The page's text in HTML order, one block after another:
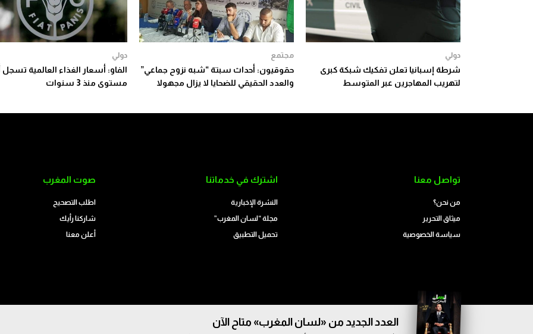
دولي
شرطة إسبانيا تعلن تفكيك شبكة كبرى
لتهريب المهاجرين عبر المتوسط
مجتمع
حقوقيون: أحداث سبتة “شبه نزوح جماعي”
والعدد الحقيقي للضحايا لا يزال مجهولا
دولي
الفاو: أسعار الغذاء العالمية تسجل
مستوى منذ 3 سنوات
العدد الجديد من «لسان المغرب» متاح الآن
تواصل معنا
من نحن؟
ميثاق التحرير
سياسة الخصوصية
اشترك في خدماتنا
النشرة الإخبارية
مجلة “لسان المغرب”
تحميل التطبيق
صوت المغرب
اطلب التصحيح
شاركنا رأيك
أعلن معنا